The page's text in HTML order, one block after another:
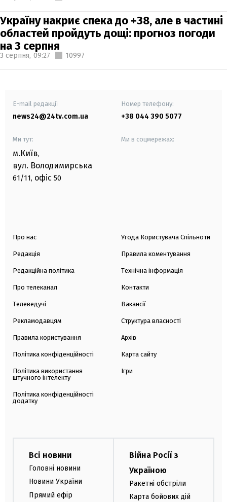
Україну накриє спека до +38, але в частині
областей пройдуть дощі: прогноз погоди
на 3 серпня
3 серпня, 09:27 10997
E-mail редакції
news24@24tv.com.ua
Номер телефону:
+38 044 390 5077
Ми тут:
м.Київ,
вул. Володимирська
61/11, офіс 50
Ми в соцмережах:
Про нас
Редакція
Редакційна політика
Про телеканал
Телеведучі
Рекламодавцям
Правила користування
Політика конфіденційності
Політика використання
штучного інтелекту
Політика конфіденційності
додатку
Угода Користувача Спільноти
Правила коментування
Технічна інформація
Контакти
Вакансії
Структура власності
Архів
Карта сайту
Ігри
Всі новини
Головні новини
Новини України
Прямий ефір
Війна Росії з
Україною
Ракетні обстріли
Карта бойових дій